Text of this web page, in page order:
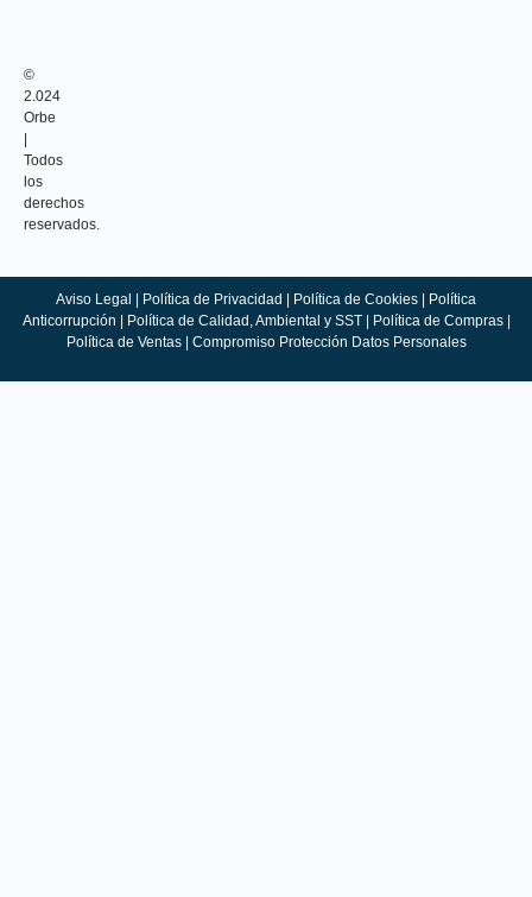
©
2.024
Orbe
Todos
los
derechos
reservados.
Aviso Legal | Política de Privacidad | Política de Cookies | Política
Anticorrupción | Política de Calidad, Ambiental y SST| Política de Compras|
Política de Ventas | Compromiso Protección Datos Personales